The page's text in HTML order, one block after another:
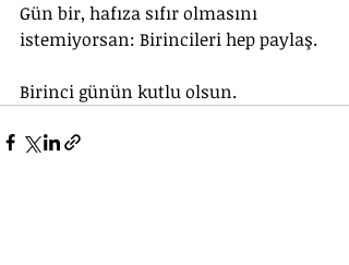
Gün bir, hafıza sıfır olmasını
istemiyorsan: Birincileri hep paylaş.
Birinci günün kutlu olsun.